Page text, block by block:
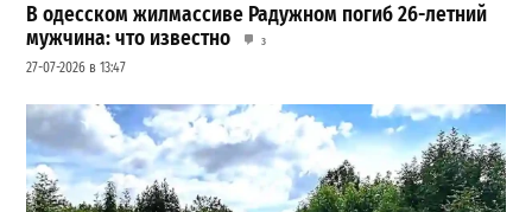
В одесском жилмассиве Радужном погиб 26-летний
мужчина: что известно
3
27-07-2026 в 13:47